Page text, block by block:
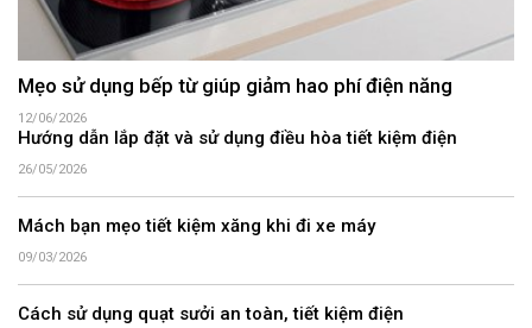
Mẹo sử dụng bếp từ giúp giảm hao phí điện năng
12/06/2026
Hướng dẫn lắp đặt và sử dụng điều hòa tiết kiệm điện
26/05/2026
Mách bạn mẹo tiết kiệm xăng khi đi xe máy
09/03/2026
Cách sử dụng quạt sưởi an toàn, tiết kiệm điện